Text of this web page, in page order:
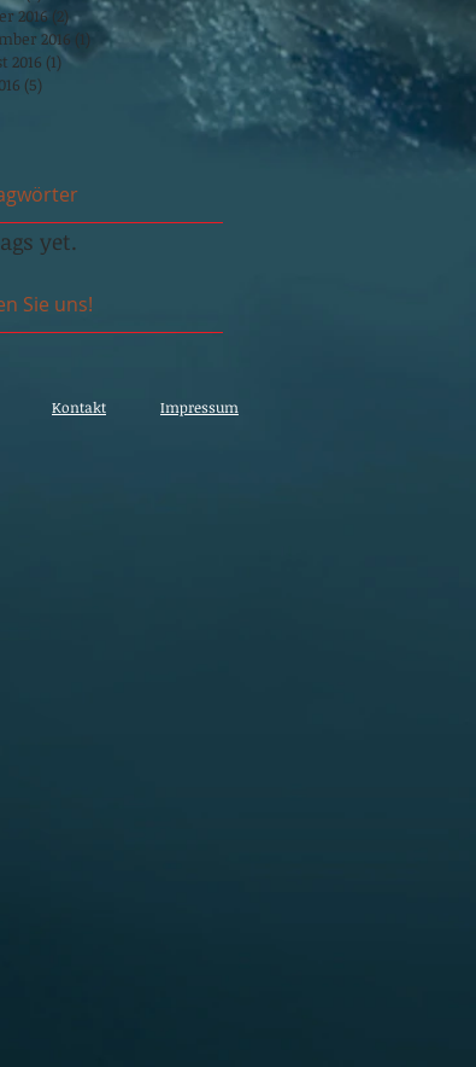
2016 (2) 2 posts
2016 (1) 1 post
2016 (1)1 post
(5)
yet.
Sie uns!
Kontakt Impressum